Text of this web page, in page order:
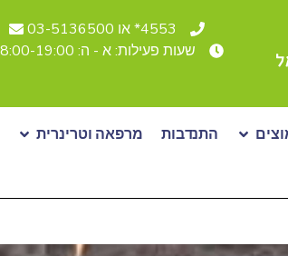
4553* או 03-5136500
שעות פעילות: א - ה: 08:00-19:00, ד: 08:00-16:00 שישי: 08:00-14:00, שבת סגור
התנדבות מרפאה וטרינרית